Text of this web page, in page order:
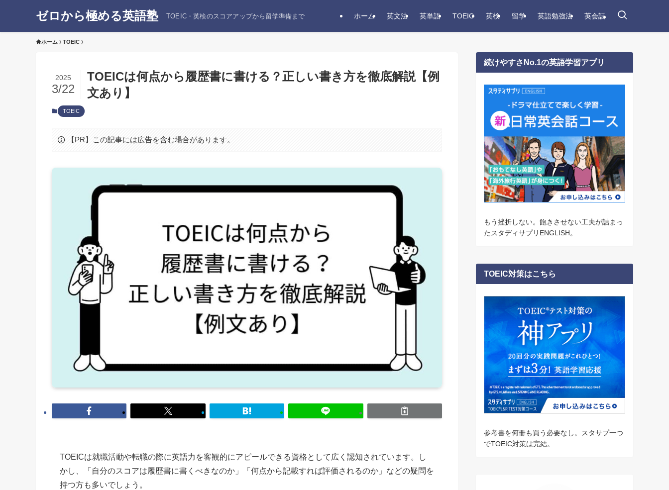
ゼロから極める英語塾 TOEIC・英検のスコアアップから留学準備まで ホーム 英文法 英単語 TOEIC 英検 留学 英語勉強法 英会話
ホーム TOEIC
TOEICは何点から履歴書に書ける？正しい書き方を徹底解説【例
文あり】
2025
3/22
TOEIC
【PR】この記事には広告を含む場合があります。
TOEICは就職活動や転職の際に英語力を客観的にアピールできる資格として広く認知されています。し
かし、「自分のスコアは履歴書に書くべきなのか」「何点から記載すれば評価されるのか」などの疑問を
持つ方も多いでしょう。
続けやすさNo.1の英語学習アプリ
もう挫折しない。飽きさせない工夫が詰まっ
たスタディサプリENGLISH。
TOEIC対策はこちら
参考書を何冊も買う必要なし。スタサプ一つ
でTOEIC対策は完結。